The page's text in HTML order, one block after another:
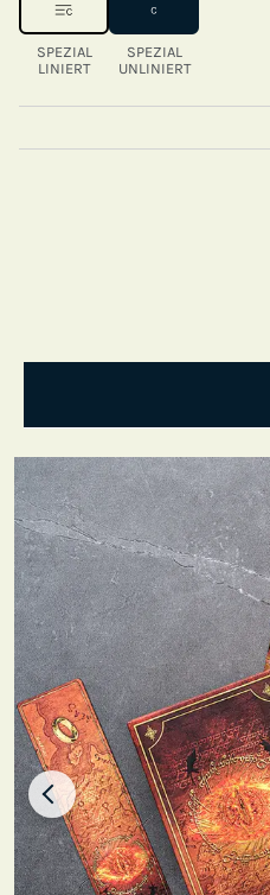
SPEZIAL
LINIERT
SPEZIAL
UNLINIERT